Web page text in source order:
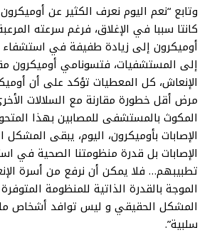
وتابع “نعم اليوم نعرف الكثير عن
كانتا سببا في الإغلاق، فرغم سرعته
أوميكرون إلى زيادة طفيفة في استشفاء
إلى المستشفيات، فتسونامي أوميكرون
الإنعاش، كل المعطيات تؤكد على أن
مرض أقل خطورة مقارنة مع السلالات
المكوث بالمستشفى للمصابين بهذا
الإصابات بأوميكرون، اليوم، يبقى
الإصابات بل قدرة منظومتنا الصحية في
تطبيبهم… فلا يمكن أن نرفع من أسرة
الموجة بالقدرة الذاتية للمنظومة
المشكل الحقيقي و ليس توافد أشخاص
سلبية”.